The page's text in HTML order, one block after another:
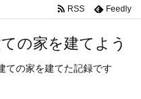
の家を建てよう
ての家を建てた記録です
RSS Feedly